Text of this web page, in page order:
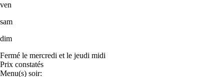
ven
sam
dim
Fermé le mercredi et le jeudi midi
Prix constatés
Menu(s) soir: